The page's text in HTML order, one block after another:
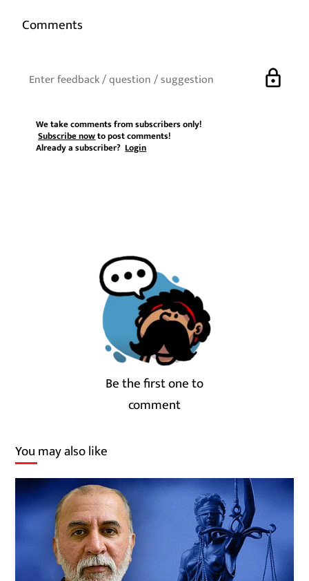
Comments
lock
We take comments from subscribers only!
Subscribe nowto post comments!
Already a subscriber?Login
Be the first one to
comment
You may also like